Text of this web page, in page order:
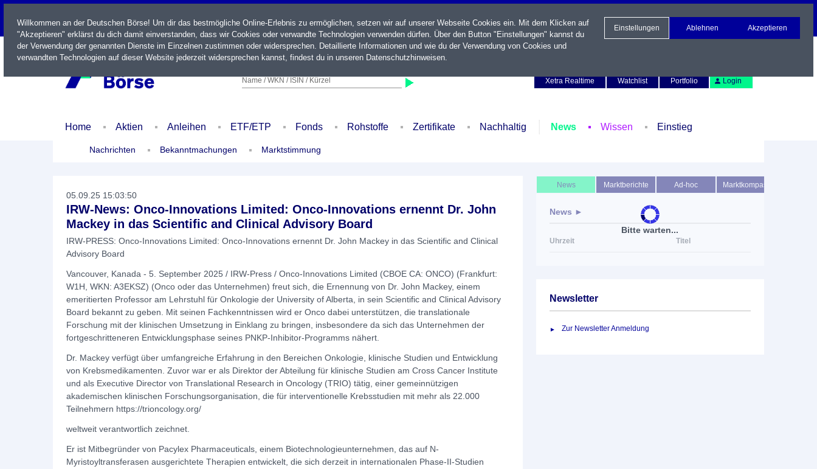
LIVE
Name / WKN / ISIN / Kürzel
Xetra Realtime
Watchlist Portfolio Login
Home Aktien Anleihen ETF/ETP Fonds Rohstoffe Zertifikate Nachhaltig News Wissen Einstieg
Nachrichten Bekanntmachungen Marktstimmung
05.09.25 15:03:50
IRW-News: Onco-Innovations Limited: Onco-Innovations ernennt Dr. John
Mackey in das Scientific and Clinical Advisory Board
IRW-PRESS: Onco-Innovations Limited: Onco-Innovations ernennt Dr. John Mackey in das Scientific and Clinical
Advisory Board
Vancouver, Kanada - 5. September 2025 / IRW-Press / Onco-Innovations Limited (CBOE CA: ONCO) (Frankfurt:
W1H, WKN: A3EKSZ) (Onco oder das Unternehmen) freut sich, die Ernennung von Dr. John Mackey, einem
emeritierten Professor am Lehrstuhl für Onkologie der University of Alberta, in sein Scientific and Clinical Advisory
Board bekannt zu geben. Mit seinen Fachkenntnissen wird er Onco dabei unterstützen, die translationale
Forschung mit der klinischen Umsetzung in Einklang zu bringen, insbesondere da sich das Unternehmen der
fortgeschritteneren Entwicklungsphase seines PNKP-Inhibitor-Programms nähert.
Dr. Mackey verfügt über umfangreiche Erfahrung in den Bereichen Onkologie, klinische Studien und Entwicklung
von Krebsmedikamenten. Zuvor war er als Direktor der Abteilung für klinische Studien am Cross Cancer Institute
und als Executive Director von Translational Research in Oncology (TRIO) tätig, einer gemeinnützigen
akademischen klinischen Forschungsorganisation, die für interventionelle Krebsstudien mit mehr als 22.000
Teilnehmern https://trioncology.org/
weltweit verantwortlich zeichnet.
Er ist Mitbegründer von Pacylex Pharmaceuticals, einem Biotechnologieunternehmen, das auf N-
Myristoyltransferasen ausgerichtete Therapien entwickelt, die sich derzeit in internationalen Phase-II-Studien
Bitte warten...
News Marktberichte Ad-hoc Marktkompass
News ►
Uhrzeit Titel
Newsletter
Zur Newsletter Anmeldung
Willkommen an der Deutschen Börse! Um dir das bestmögliche Online-Erlebnis zu ermöglichen, setzen wir auf unserer Webseite Cookies ein. Mit dem Klicken auf
"Akzeptieren" erklärst du dich damit einverstanden, dass wir Cookies oder verwandte Technologien verwenden dürfen. Über den Button "Einstellungen" kannst du
der Verwendung der genannten Dienste im Einzelnen zustimmen oder widersprechen. Detaillierte Informationen und wie du der Verwendung von Cookies und
verwandten Technologien auf dieser Website jederzeit widersprechen kannst, findest du in unseren Datenschutzhinweisen.
Einstellungen Ablehnen Akzeptieren